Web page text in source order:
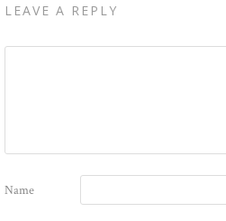
LEAVE A REPLY
Name